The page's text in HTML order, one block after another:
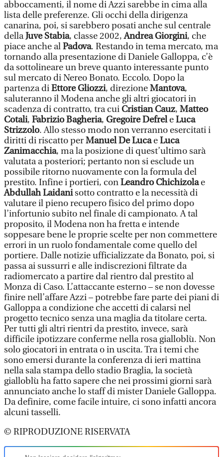
abboccamenti, il nome di Azzi sarebbe in cima alla
lista delle preferenze. Gli occhi della dirigenza
canarina, poi, si sarebbero posati anche sul centrale
dellaJuve Stabia, classe 2002,Andrea Giorgini, che
piace anche alPadova. Restando in tema mercato, ma
tornando alla presentazione di Daniele Galloppa, c’è
da sottolineare un breve quanto interessante punto
sul mercato di Nereo Bonato. Eccolo. Dopo la
partenza diEttore Gliozzi, direzioneMantova,
saluteranno il Modena anche gli altri giocatori in
scadenza di contratto, tra cui Cristian Cauz, Matteo
Cotali, Fabrizio Bagheria, Gregoire DefreleLuca
Strizzolo. Allo stesso modo non verranno esercitati i
diritti di riscatto perManuel De LucaeLuca
Zanimacchia, ma la posizione di quest’ultimo sarà
valutata a posteriori; pertanto non si esclude un
possibile ritorno nuovamente con la formula del
prestito. Infine i portieri, conLeandro Chichizolae
Abdullah Laidanisotto contratto e la necessità di
valutare il pieno recupero fisico del primo dopo
l’infortunio subito nel finale di campionato. A tal
proposito, il Modena non ha fretta e intende
soppesare bene le proprie scelte per non commettere
errori in un ruolo fondamentale come quello del
portiere. Dalle notizie ufficializzate da Bonato, poi, si
passa ai sussurri e alle indiscrezioni filtrate da
radiomercato a partire dal rientro dal prestito al
Monza di Caso. L’attaccante esterno – se non dovesse
finire nell’affare Azzi – potrebbe fare parte dei piani di
Galloppa a condizione che accetti di calarsi nel
progetto tecnico senza una maglia da titolare certa.
Per tutti gli altri rientri da prestito, invece, sarà
difficile ipotizzare conferme nella rosa gialloblù. Non
solo giocatori in entrata o in uscita. Tra i temi che
sono emersi durante la conferenza di ieri mattina
nella sala stampa dello stadio Braglia, la società
gialloblù ha fatto sapere che nei prossimi giorni sarà
annunciato anche lo staff di mister Daniele Galloppa.
Da definire, come facile intuire, ci sono infatti ancora
alcuni tasselli.
© RIPRODUZIONE RISERVATA